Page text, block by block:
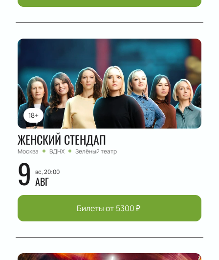
18+
ЖЕНСКИЙ СТЕНДАП
Москва ВДНХ Зелёный театр
9 вс, 20:00
АВГ
Билеты от 5300₽